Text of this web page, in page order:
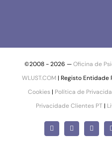
©2008 -2026 —Oficina de
WLUST.COM | Registo Entidade
Cookies| Política de
Privacidade Clientes PT |
FacebookInstagram